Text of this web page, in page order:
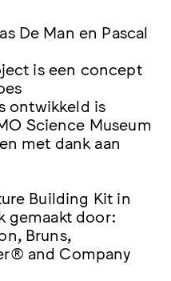
De Man en Pascal
is een concept
ontwikkeld is
Science Museum
met dank aan
Building Kit in
gemaakt door:
Bruns,
and Company